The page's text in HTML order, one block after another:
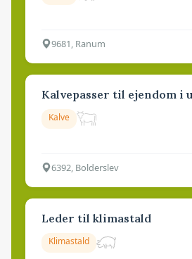
9681, Ranum
Kalvepasser til ejendom i
Kalve
6392, Bolderslev
Leder til klimastald
Klimastald